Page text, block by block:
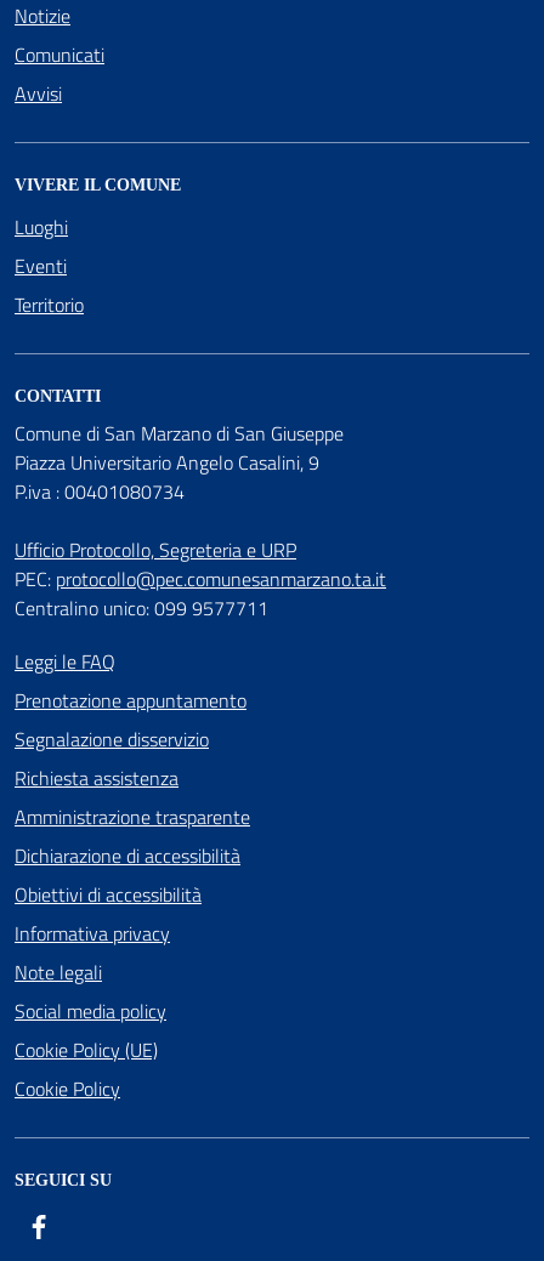
Notizie
Comunicati
Avvisi
VIVERE IL COMUNE
Luoghi
Eventi
Territorio
CONTATTI
Comune di San Marzano di San Giuseppe
Piazza Universitario Angelo Casalini, 9
P.iva : 00401080734
Ufficio Protocollo, Segreteria e URP
PEC: protocollo@pec.comunesanmarzano.ta.it
Centralino unico: 099 9577711
Leggi le FAQ
Prenotazione appuntamento
Segnalazione disservizio
Richiesta assistenza
Amministrazione trasparente
Dichiarazione di accessibilità
Obiettivi di accessibilità
Informativa privacy
Note legali
Social media policy
Cookie Policy (UE)
Cookie Policy
SEGUICI SU